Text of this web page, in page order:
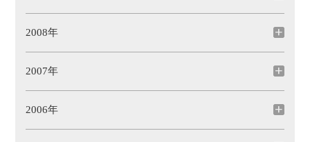
2008年
2007年
2006年